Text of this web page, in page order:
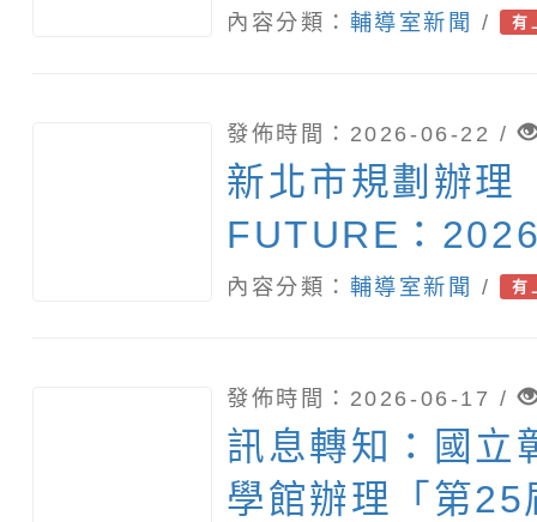
歡迎學生踴躍報
內容分類： 輔導室新聞 / 有
發佈時間：2026-06-22 /
新北市規劃辦理
FUTURE：
職教育國際研討
動資訊如附件，
職員工踴躍報名
內容分類： 輔導室新聞 / 有
發佈時間：2026-06-17 /
訊息轉知：國立
學館辦理「第25